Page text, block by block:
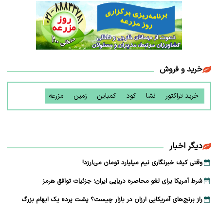
خرید و فروش
خرید تراکتور نشا کود کمباین زمین مزرعه
دیگر اخبار
وقتی کیف خبرنگاری نیم میلیارد تومان می‌ارزد!
شرط آمریکا برای لغو محاصره دریایی ایران؛ جزئیات توافق هرمز
راز برنج‌های آمریکایی ارزان در بازار چیست؟ پشت پرده یک ابهام بزرگ